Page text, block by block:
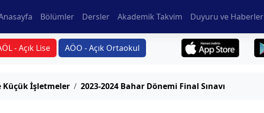
Bölümler Dersler Akademik Takvim Duyuru ve Haberler
- Açık Lise AÖO - Açık Ortaokul
İşletmeler 2023-2024 Bahar Dönemi Final Sınavı